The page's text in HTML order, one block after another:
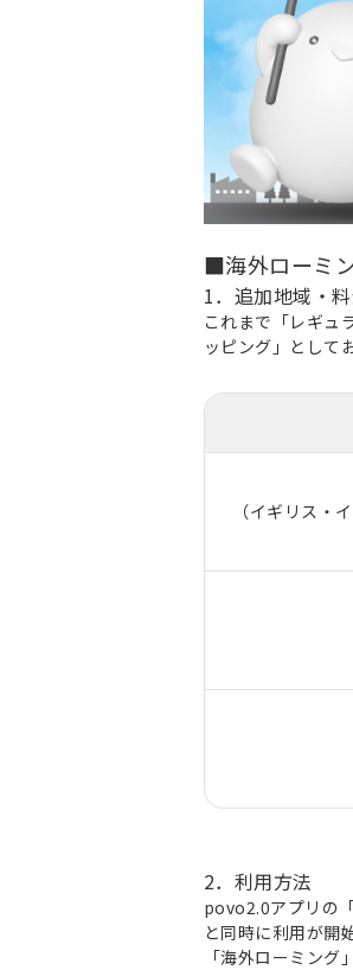
■海外ローミ
1．追加地域・
これまで「レギュ
ッピング」として
（イギリス・
2．利用方法
povo2.0アプリの
と同時に利用が開
「海外ローミング